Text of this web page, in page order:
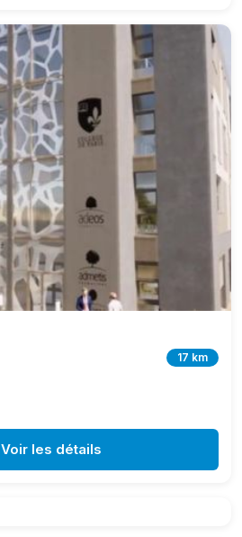
17 km
Voir les détails